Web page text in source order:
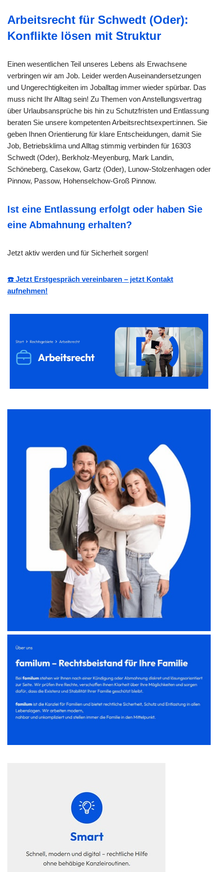
Arbeitsrecht für Schwedt (Oder):
Konflikte lösen mit Struktur
Einen wesentlichen Teil unseres Lebens als Erwachsene
verbringen wir am Job. Leider werden Auseinandersetzungen
und Ungerechtigkeiten im Joballtag immer wieder spürbar. Das
muss nicht Ihr Alltag sein! Zu Themen von Anstellungsvertrag
über Urlaubsansprüche bis hin zu Schutzfristen und Entlassung
beraten Sie unsere kompetenten Arbeitsrechtsexpert:innen. Sie
geben Ihnen Orientierung für klare Entscheidungen, damit Sie
Job, Betriebsklima und Alltag stimmig verbinden für 16303
Schwedt (Oder), Berkholz-Meyenburg, Mark Landin,
Schöneberg, Casekow, Gartz (Oder), Lunow-Stolzenhagen oder
Pinnow, Passow, Hohenselchow-Groß Pinnow.
Ist eine Entlassung erfolgt oder haben Sie
eine Abmahnung erhalten?
Jetzt aktiv werden und für Sicherheit sorgen!
☎️ Jetzt Erstgespräch vereinbaren – jetzt Kontakt
aufnehmen!